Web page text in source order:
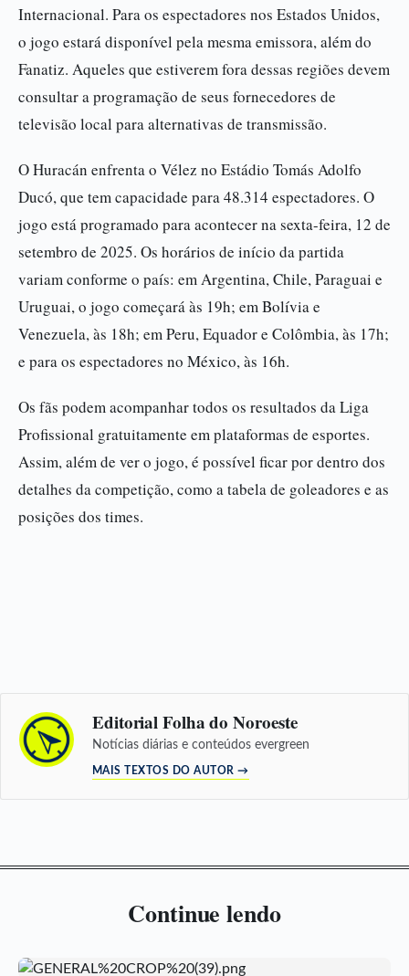
Internacional. Para os espectadores nos Estados Unidos,
o jogo estará disponível pela mesma emissora, além do
Fanatiz. Aqueles que estiverem fora dessas regiões devem
consultar a programação de seus fornecedores de
televisão local para alternativas de transmissão.
O Huracán enfrenta o Vélez no Estádio Tomás Adolfo
Ducó, que tem capacidade para 48.314 espectadores. O
jogo está programado para acontecer na sexta-feira, 12 de
setembro de 2025. Os horários de início da partida
variam conforme o país: em Argentina, Chile, Paraguai e
Uruguai, o jogo começará às 19h; em Bolívia e
Venezuela, às 18h; em Peru, Equador e Colômbia, às 17h;
e para os espectadores no México, às 16h.
Os fãs podem acompanhar todos os resultados da Liga
Profissional gratuitamente em plataformas de esportes.
Assim, além de ver o jogo, é possível ficar por dentro dos
detalhes da competição, como a tabela de goleadores e as
posições dos times.
Editorial Folha do Noroeste
Notícias diárias e conteúdos evergreen
MAIS TEXTOS DO AUTOR →
Continue lendo